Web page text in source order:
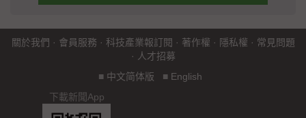
關於我們 · 會員服務 · 科技產業報訂閱 · 著作權 · 隱私權 · 常見問題
· 人才招募
■ 中文简体版 ■ English
下載新聞App